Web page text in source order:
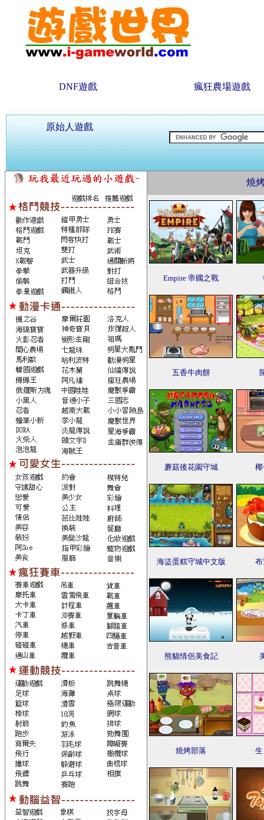
DNF遊戲 瘋狂農場遊戲
原始人遊戲
燒
Empire 帝國之戰
五香牛肉餅
蘑菇後花園守城
海盜蛋糕守城中文版
熊貓情侶美食記
燒烤部落